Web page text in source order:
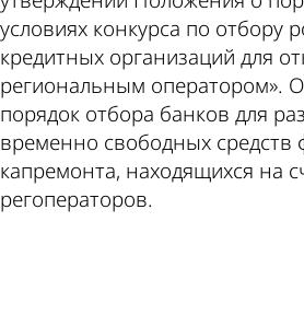
условиях конкурса по отбору
кредитных организаций для
региональным оператором».
порядок отбора банков для
временно свободных средств
капремонта, находящихся на
регоператоров.